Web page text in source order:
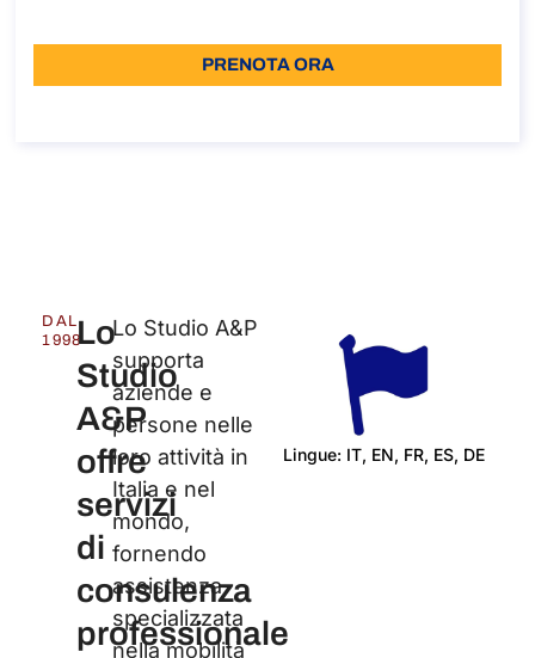
PRENOTA ORA
DAL
1998Lo
Studio
A&P
offre
servizi
di
consulenza
professionale
Lo Studio A&P
supporta
aziende e
persone nelle
loro attività in
Italia e nel
mondo,
fornendo
assistenza
specializzata
nella mobilità
Lingue: IT, EN, FR, ES, DE